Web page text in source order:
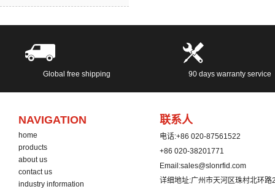
Global free shipping 90 days warranty service
NAVIGATION
home
products
about us
contact us
industry information
联系人
电话:+86 020-87561522
+86 020-38201771
Email:sales@slonrfid.com
详细地址:广州市天河区珠村北环